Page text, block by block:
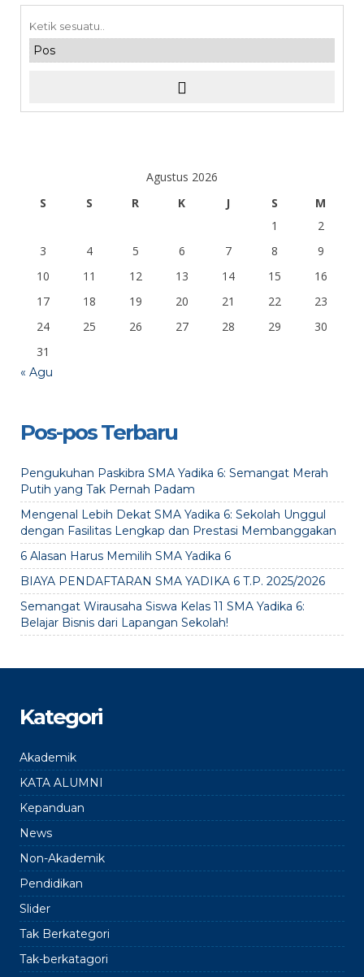
Agustus 2026
S
S R K J S
M
1
2
3
4 5 6 7 8
9
10
11 12 13 14 15
16
17
18 19 20 21 22
23
24
25 26 27 28 29
30
31
« Agu
Pos-pos Terbaru
Pengukuhan Paskibra SMA Yadika 6: Semangat Merah
Putih yang Tak Pernah Padam
Mengenal Lebih Dekat SMA Yadika 6: Sekolah Unggul
dengan Fasilitas Lengkap dan Prestasi Membanggakan
6 Alasan Harus Memilih SMA Yadika 6
BIAYA PENDAFTARAN SMA YADIKA 6 T.P. 2025/2026
Semangat Wirausaha Siswa Kelas 11 SMA Yadika 6:
Belajar Bisnis dari Lapangan Sekolah!
Kategori
Akademik
KATA ALUMNI
Kepanduan
News
Non-Akademik
Pendidikan
Slider
Tak Berkategori
Tak-berkatagori